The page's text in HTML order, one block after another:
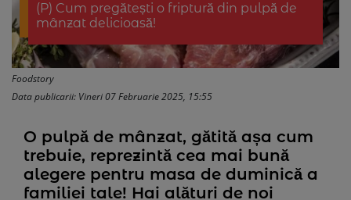
(P) Cum pregătești o friptură din pulpă de mânzat
delicioasă!">
(P) Cum pregătești o friptură din pulpă de
mânzat delicioasă!
Foodstory
Data publicarii: Vineri 07 Februarie 2025, 15:55
O pulpă de mânzat, gătită așa cum
trebuie, reprezintă cea mai bună
alegere pentru masa de duminică a
familiei tale! Hai alături de noi